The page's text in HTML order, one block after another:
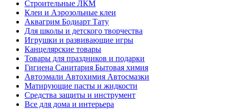
Строительные ЛКМ
Клеи и Аэрозольные клеи
Аквагрим Бодиарт Тату
Для школы и детского творчества
Игрушки и развивающие игры
Канцелярские товары
Товары для праздников и подарки
Гигиена Санитария Бытовая химия
Автоэмали Автохимия Автосмазки
Матирующие пасты и жидкости
Средства защиты и инструмент
Все для дома и интерьера